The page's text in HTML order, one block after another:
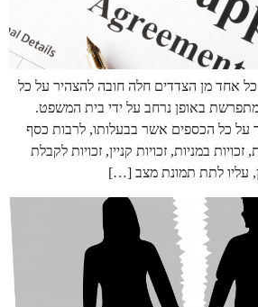
אחד מן הצדדים חלה חובה להצהיר על כל
מתפרשת באופן נרחב על ידי בית המשפט.
על כל הכספים אשר בבעלותו, לרבות כסף
במניות, זכויות קניין, זכויות לקבלת
עליו לתת תמונת מצב […]